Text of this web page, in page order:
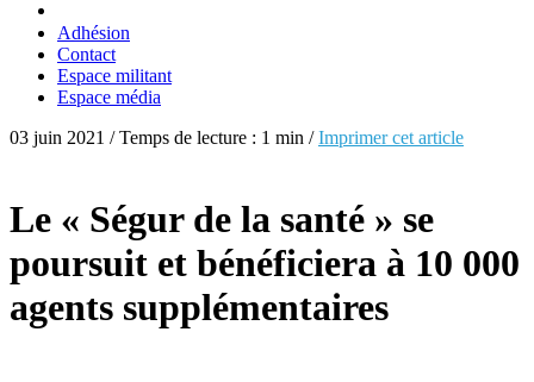
Adhésion
Contact
Espace militant
Espace média
03 juin 2021 / Temps de lecture : 1 min /Imprimer cet article
Le « Ségur de la santé » se
poursuit et bénéficiera à 10 000
agents supplémentaires